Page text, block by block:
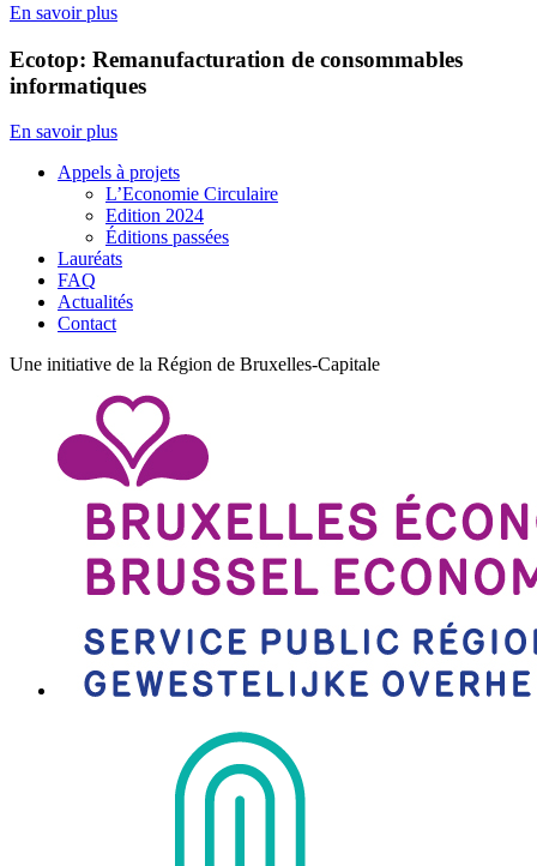
En savoir plus
Ecotop: Remanufacturation de consommables
informatiques
En savoir plus
Appels à projets
L’Economie Circulaire
Edition 2024
Éditions passées
Lauréats
FAQ
Actualités
Contact
Une initiative de la Région de Bruxelles-Capitale